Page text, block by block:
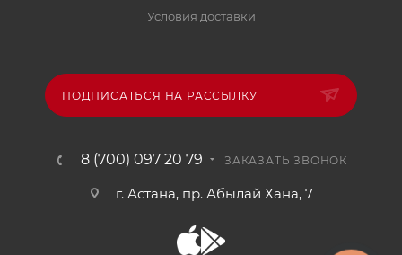
Условия доставки
ПОДПИСАТЬСЯ НА РАССЫЛКУ
8 (700) 097 20 79 ЗАКАЗАТЬ ЗВОНОК
г. Астана, пр. Абылай Хана, 7